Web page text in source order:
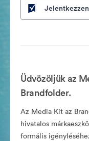
Üdvözöljük az
Brandfolder.
Az Media Kit az
hivatalos
formális